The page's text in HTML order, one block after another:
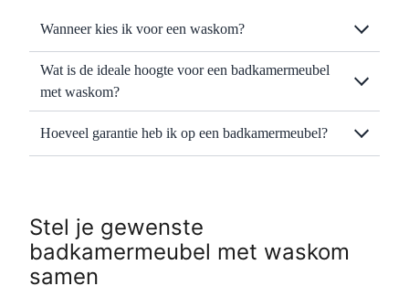
Wanneer kies ik voor een waskom?
Wat is de ideale hoogte voor een badkamermeubel
met waskom?
Hoeveel garantie heb ik op een badkamermeubel?
Stel je gewenste
badkamermeubel met waskom
samen